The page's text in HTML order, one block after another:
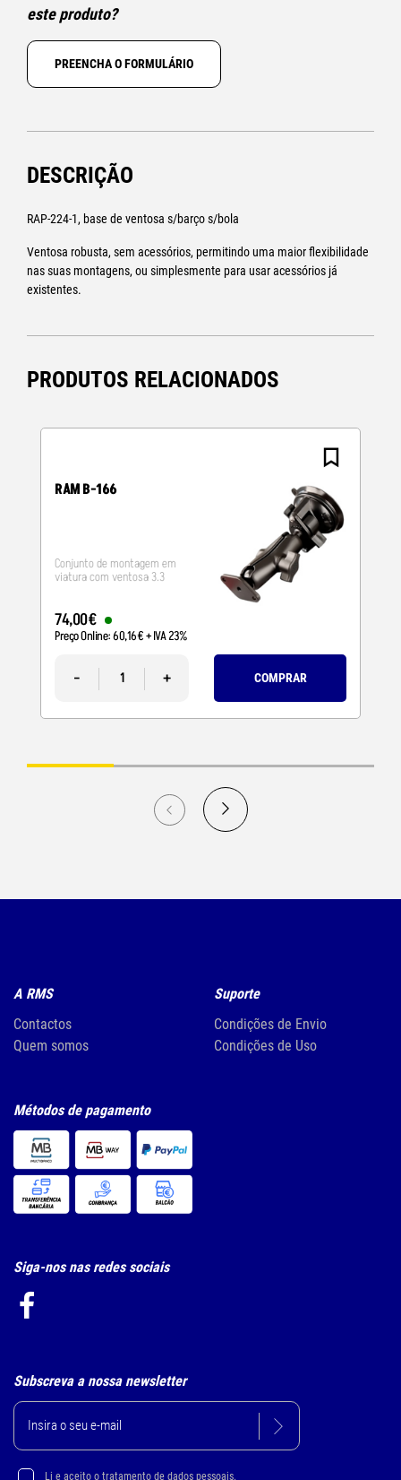
este produto?
PREENCHA O FORMULÁRIO
DESCRIÇÃO
RAP-224-1, base de ventosa s/barço s/bola
Ventosa robusta, sem acessórios, permitindo uma maior flexibilidade
nas suas montagens, ou simplesmente para usar acessórios já
existentes.
PRODUTOS RELACIONADOS
RAM B-166
Conjunto de montagem em
viatura com ventosa 3.3
74,00€
Preço Online:60,16€+ IVA 23%
- + COMPRAR
A RMS
Contactos
Quem somos
Suporte
Condições de Envio
Condições de Uso
Métodos de pagamento
Siga-nos nas redes sociais
Subscreva a nossa newsletter
Li e aceito o tratamento de dados pessoais.